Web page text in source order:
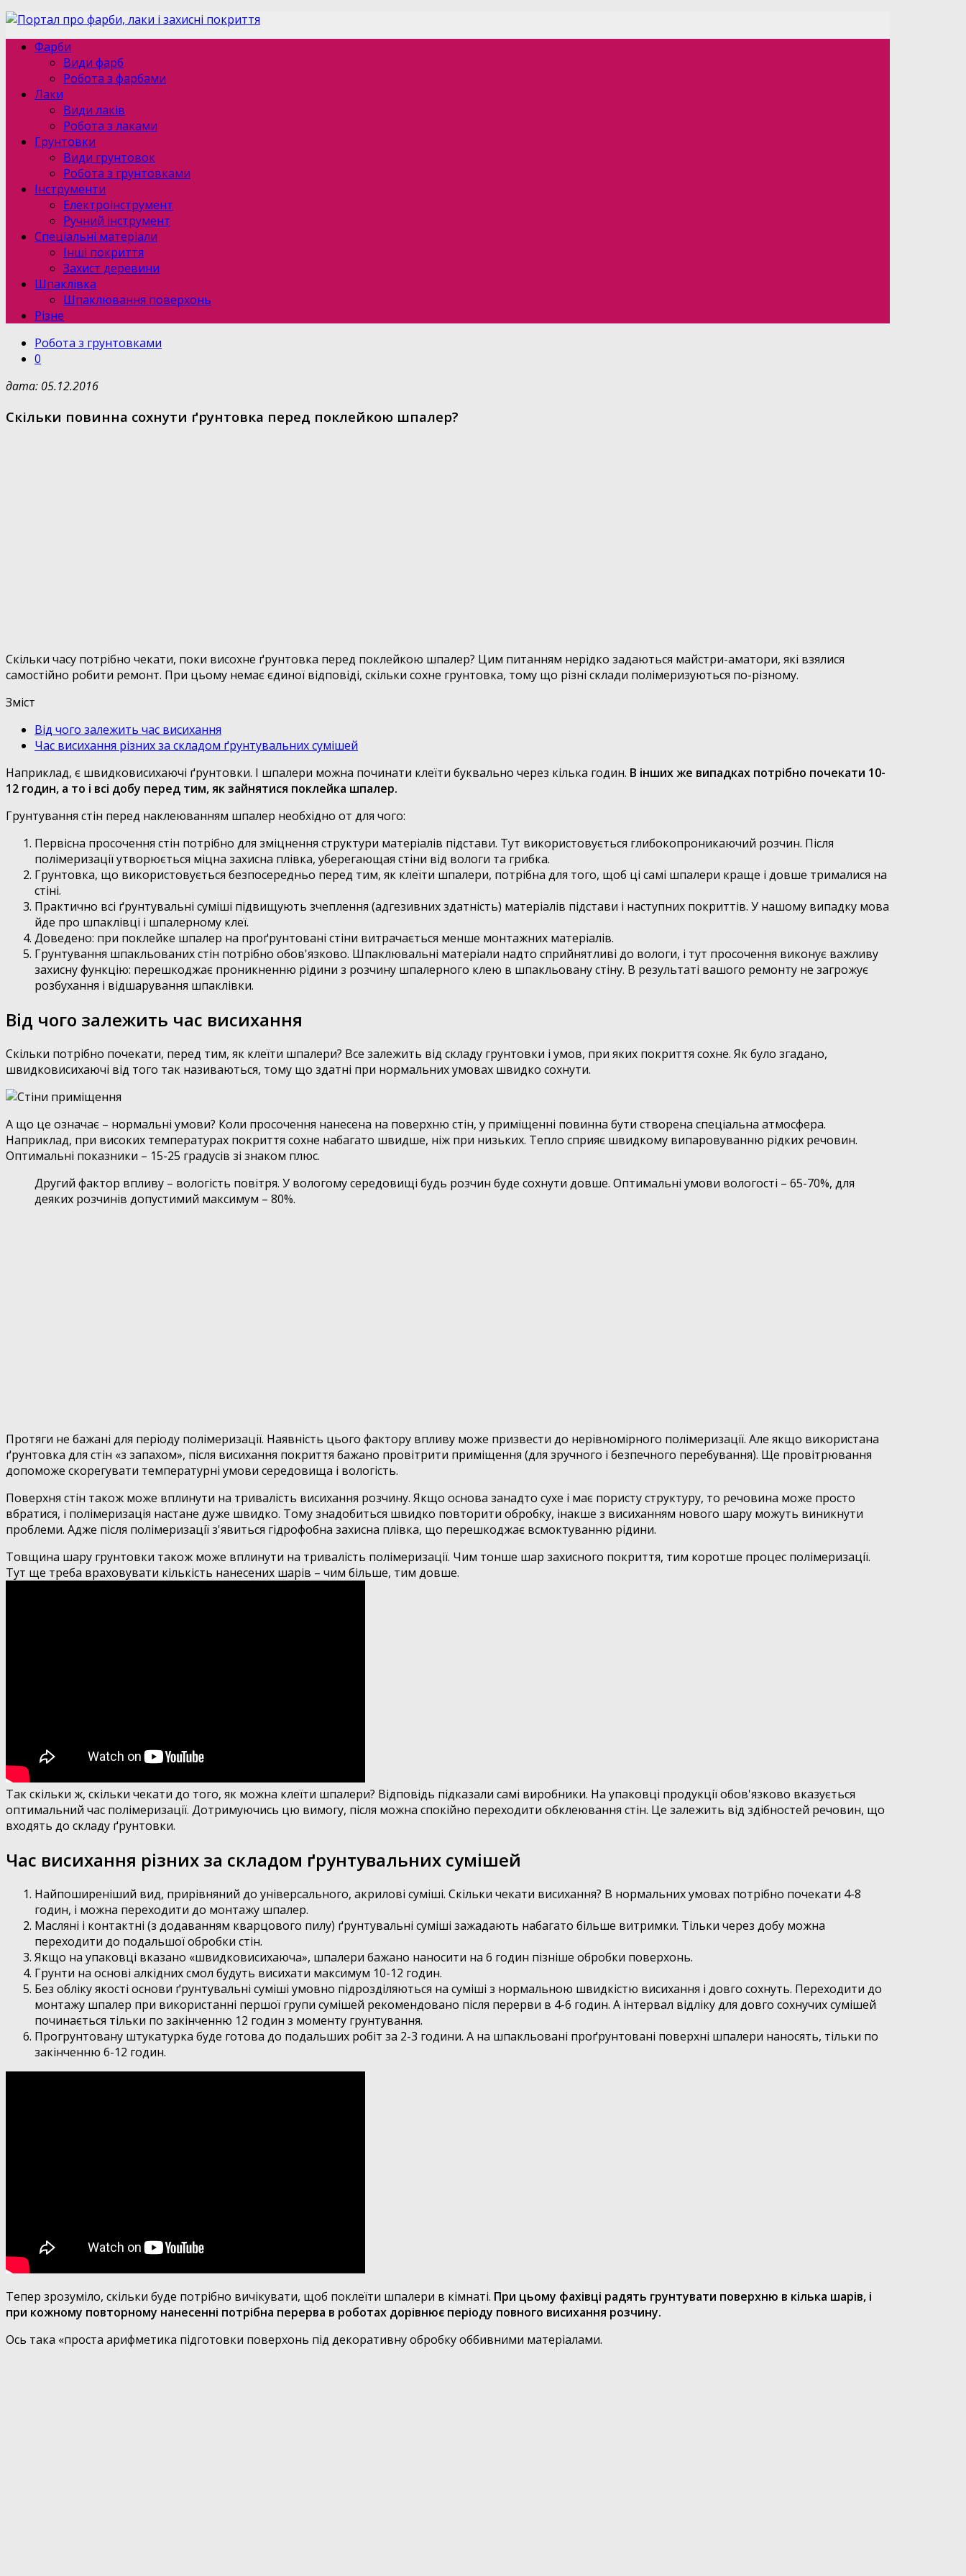
Фарби
Види фарб
Робота з фарбами
Лаки
Види лаків
Робота з лаками
Грунтовки
Види грунтовок
Робота з грунтовками
Інструменти
Електроінструмент
Ручний інструмент
Спеціальні матеріали
Інші покриття
Захист деревини
Шпаклівка
Шпаклювання поверхонь
Різне
Робота з грунтовками
0
дата: 05.12.2016
Скільки повинна сохнути ґрунтовка перед поклейкою шпалер?
Скільки часу потрібно чекати, поки висохне ґрунтовка перед поклейкою шпалер? Цим питанням нерідко задаються майстри-аматори, які взялися
самостійно робити ремонт. При цьому немає єдиної відповіді, скільки сохне грунтовка, тому що різні склади полімеризуються по-різному.
Зміст
Від чого залежить час висихання
Час висихання різних за складом ґрунтувальних сумішей
Наприклад, є швидковисихаючі ґрунтовки. І шпалери можна починати клеїти буквально через кілька годин. В інших же випадках потрібно почекати 10-
12 годин, а то і всі добу перед тим, як зайнятися поклейка шпалер.
Грунтування стін перед наклеюванням шпалер необхідно от для чого:
Первісна просочення стін потрібно для зміцнення структури матеріалів підстави. Тут використовується глибокопроникаючий розчин. Після
полімеризації утворюється міцна захисна плівка, уберегающая стіни від вологи та грибка.
Грунтовка, що використовується безпосередньо перед тим, як клеїти шпалери, потрібна для того, щоб ці самі шпалери краще і довше трималися на
стіні.
Практично всі ґрунтувальні суміші підвищують зчеплення (адгезивних здатність) матеріалів підстави і наступних покриттів. У нашому випадку мова
йде про шпаклівці і шпалерному клеї.
Доведено: при поклейке шпалер на проґрунтовані стіни витрачається менше монтажних матеріалів.
Грунтування шпакльованих стін потрібно обов'язково. Шпаклювальні матеріали надто сприйнятливі до вологи, і тут просочення виконує важливу
захисну функцію: перешкоджає проникненню рідини з розчину шпалерного клею в шпакльовану стіну. В результаті вашого ремонту не загрожує
розбухання і відшарування шпаклівки.
Від чого залежить час висихання
Скільки потрібно почекати, перед тим, як клеїти шпалери? Все залежить від складу грунтовки і умов, при яких покриття сохне. Як було згадано,
швидковисихаючі від того так називаються, тому що здатні при нормальних умовах швидко сохнути.
А що це означає – нормальні умови? Коли просочення нанесена на поверхню стін, у приміщенні повинна бути створена спеціальна атмосфера.
Наприклад, при високих температурах покриття сохне набагато швидше, ніж при низьких. Тепло сприяє швидкому випаровуванню рідких речовин.
Оптимальні показники – 15-25 градусів зі знаком плюс.
Другий фактор впливу – вологість повітря. У вологому середовищі будь розчин буде сохнути довше. Оптимальні умови вологості – 65-70%, для
деяких розчинів допустимий максимум – 80%.
Протяги не бажані для періоду полімеризації. Наявність цього фактору впливу може призвести до нерівномірного полімеризації. Але якщо використана
ґрунтовка для стін «з запахом», після висихання покриття бажано провітрити приміщення (для зручного і безпечного перебування). Ще провітрювання
допоможе скорегувати температурні умови середовища і вологість.
Поверхня стін також може вплинути на тривалість висихання розчину. Якщо основа занадто сухе і має пористу структуру, то речовина може просто
вбратися, і полімеризація настане дуже швидко. Тому знадобиться швидко повторити обробку, інакше з висиханням нового шару можуть виникнути
проблеми. Адже після полімеризації з'явиться гідрофобна захисна плівка, що перешкоджає всмоктуванню рідини.
Товщина шару грунтовки також може вплинути на тривалість полімеризації. Чим тонше шар захисного покриття, тим коротше процес полімеризації.
Тут ще треба враховувати кількість нанесених шарів – чим більше, тим довше.
Так скільки ж, скільки чекати до того, як можна клеїти шпалери? Відповідь підказали самі виробники. На упаковці продукції обов'язково вказується
оптимальний час полімеризації. Дотримуючись цю вимогу, після можна спокійно переходити обклеювання стін. Це залежить від здібностей речовин, що
входять до складу ґрунтовки.
Час висихання різних за складом ґрунтувальних сумішей
Найпоширеніший вид, прирівняний до універсального, акрилові суміші. Скільки чекати висихання? В нормальних умовах потрібно почекати 4-8
годин, і можна переходити до монтажу шпалер.
Масляні і контактні (з додаванням кварцового пилу) ґрунтувальні суміші зажадають набагато більше витримки. Тільки через добу можна
переходити до подальшої обробки стін.
Якщо на упаковці вказано «швидковисихаюча», шпалери бажано наносити на 6 годин пізніше обробки поверхонь.
Грунти на основі алкідних смол будуть висихати максимум 10-12 годин.
Без обліку якості основи ґрунтувальні суміші умовно підрозділяються на суміші з нормальною швидкістю висихання і довго сохнуть. Переходити до
монтажу шпалер при використанні першої групи сумішей рекомендовано після перерви в 4-6 годин. А інтервал відліку для довго сохнучих сумішей
починається тільки по закінченню 12 годин з моменту грунтування.
Прогрунтовану штукатурка буде готова до подальших робіт за 2-3 години. А на шпакльовані проґрунтовані поверхні шпалери наносять, тільки по
закінченню 6-12 годин.
Тепер зрозуміло, скільки буде потрібно вичікувати, щоб поклеїти шпалери в кімнаті. При цьому фахівці радять грунтувати поверхню в кілька шарів, і
при кожному повторному нанесенні потрібна перерва в роботах дорівнює періоду повного висихання розчину.
Ось така «проста арифметика підготовки поверхонь під декоративну обробку оббивними матеріалами.